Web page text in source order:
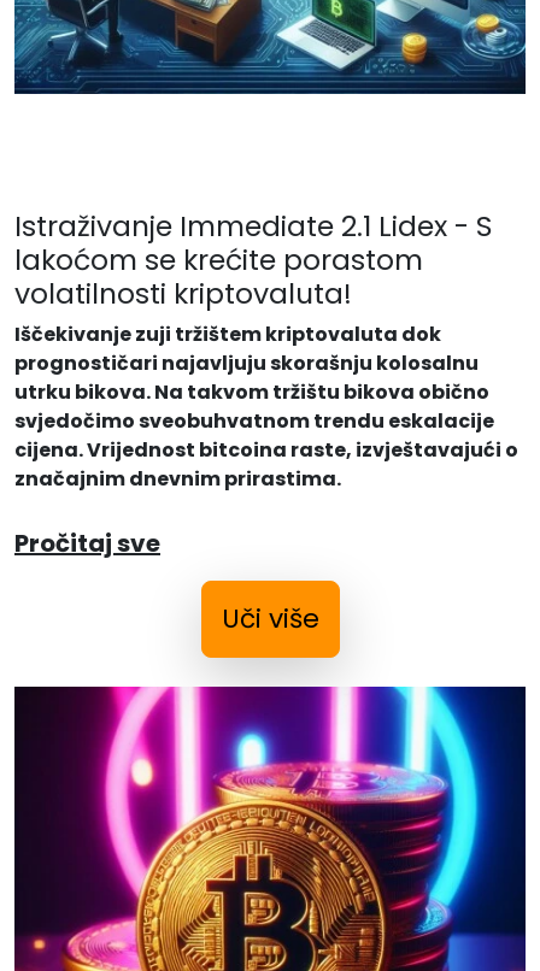
Istraživanje Immediate 2.1 Lidex - S
lakoćom se krećite porastom
volatilnosti kriptovaluta!
Iščekivanje zuji tržištem kriptovaluta dok
prognostičari najavljuju skorašnju kolosalnu
utrku bikova. Na takvom tržištu bikova obično
svjedočimo sveobuhvatnom trendu eskalacije
cijena. Vrijednost bitcoina raste, izvještavajući o
značajnim dnevnim prirastima.
Pročitaj sve
Uči više